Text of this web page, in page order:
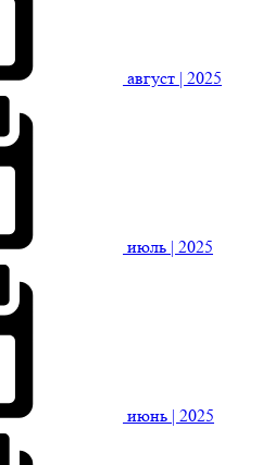
август | 2025
июль | 2025
июнь | 2025